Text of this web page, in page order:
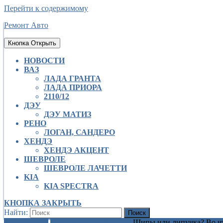
Перейти к содержимому
Ремонт Авто
Кнопка Открыть
НОВОСТИ
ВАЗ
ЛАДА ГРАНТА
ЛАДА ПРИОРА
2110/12
ДЭУ
ДЭУ МАТИЗ
РЕНО
ЛОГАН, САНДЕРО
ХЕНДЭ
ХЕНДЭ АКЦЕНТ
ШЕВРОЛЕ
ШЕВРОЛЕ ЛАЧЕТТИ
KIA
KIA SPECTRA
КНОПКА ЗАКРЫТЬ
Найти: